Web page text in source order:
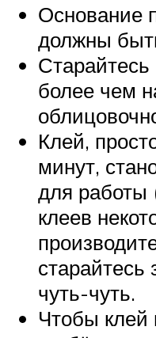
Основание
должны
Старайтесь
более чем
Клей,
минут,
для работы
клеев
чуть-чуть.
Чтобы клей